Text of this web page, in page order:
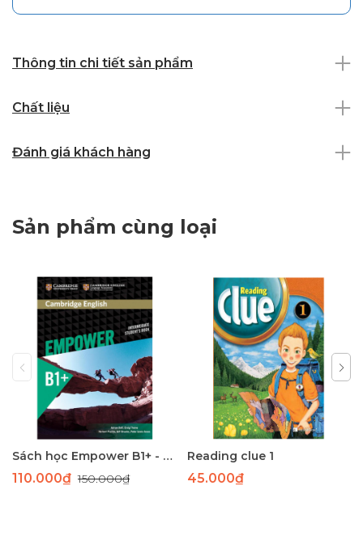
Thông tin chi tiết sản phẩm
Chất liệu
Đánh giá khách hàng
Sản phẩm cùng loại
Sách học Empower B1+ - Giáo trình học tiếng Anh giao tiếp trình độ B1+
110.000₫150.000₫
Reading clue 1
45.000₫